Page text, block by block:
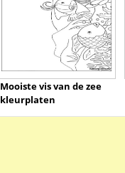
Mooiste vis van de zee
kleurplaten